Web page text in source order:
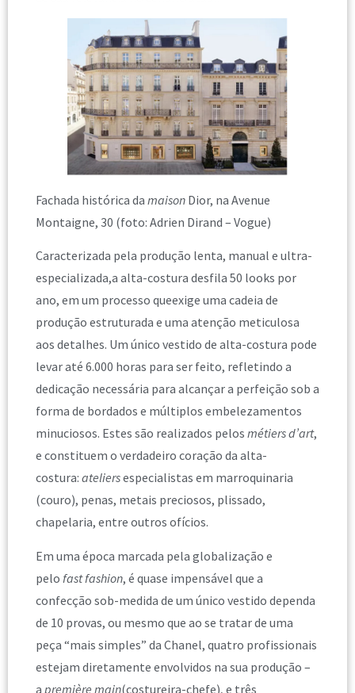
Fachada histórica da maison Dior, na Avenue
Montaigne, 30 (foto: Adrien Dirand – Vogue)
Caracterizada pela produção lenta, manual e ultra-
especializada,a alta-costura desfila 50 looks por
ano, em um processo queexige uma cadeia de
produção estruturada e uma atenção meticulosa
aos detalhes. Um único vestido de alta-costura pode
levar até 6.000 horas para ser feito, refletindo a
dedicação necessária para alcançar a perfeição sob a
forma de bordados e múltiplos embelezamentos
minuciosos. Estes são realizados pelos métiers d’art,
e constituem o verdadeiro coração da alta-
costura: ateliersespecialistas em marroquinaria
(couro), penas, metais preciosos, plissado,
chapelaria, entre outros ofícios.
Em uma época marcada pela globalização e
pelo fast fashion, é quase impensável que a
confecção sob-medida de um único vestido dependa
de 10 provas, ou mesmo que ao se tratar de uma
peça “mais simples” da Chanel, quatro profissionais
estejam diretamente envolvidos na sua produção –
a première main(costureira-chefe), e três